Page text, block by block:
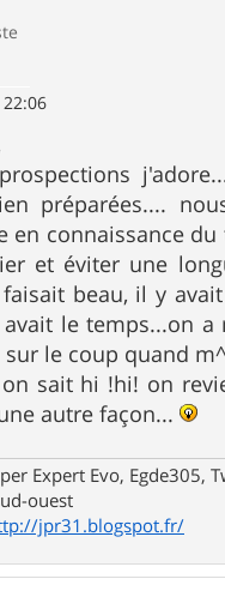
préparées....
en connaissance
et éviter une
beau, il y
le temps...on a
sur le coup quand
sait hi !hi! on
autre façon...
Expert Evo, Egde305,
ouest
jpr31.blogspot.fr/